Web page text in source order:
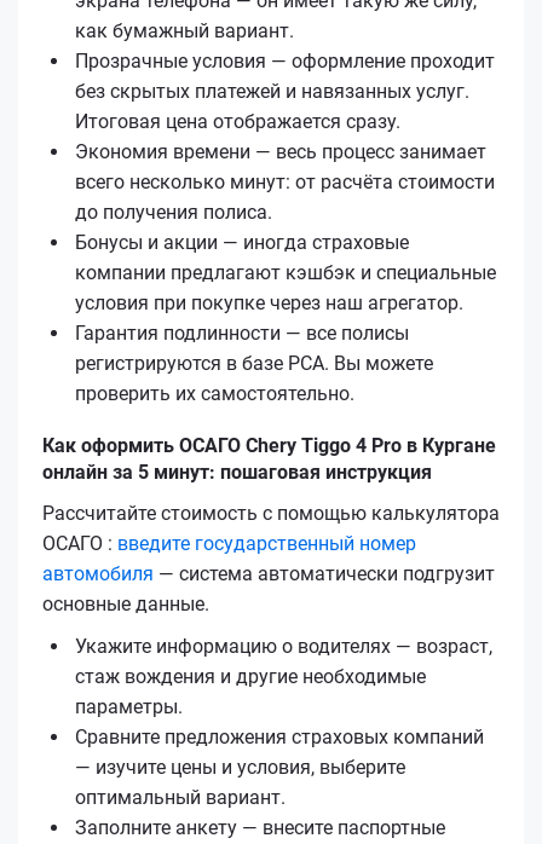
как бумажный вариант.
Прозрачные условия — оформление проходит
без скрытых платежей и навязанных услуг.
Итоговая цена отображается сразу.
Экономия времени — весь процесс занимает
всего несколько минут: от расчёта стоимости
до получения полиса.
Бонусы и акции — иногда страховые
компании предлагают кэшбэк и специальные
условия при покупке через наш агрегатор.
Гарантия подлинности — все полисы
регистрируются в базе РСА. Вы можете
проверить их самостоятельно.
Как оформить ОСАГО Chery Tiggo 4 Pro в Кургане
онлайн за 5 минут: пошаговая инструкция
Рассчитайте стоимость с помощью калькулятора
ОСАГО : введите государственный номер
автомобиля — система автоматически подгрузит
основные данные.
Укажите информацию о водителях — возраст,
стаж вождения и другие необходимые
параметры.
Сравните предложения страховых компаний
— изучите цены и условия, выберите
оптимальный вариант.
Заполните анкету — внесите паспортные